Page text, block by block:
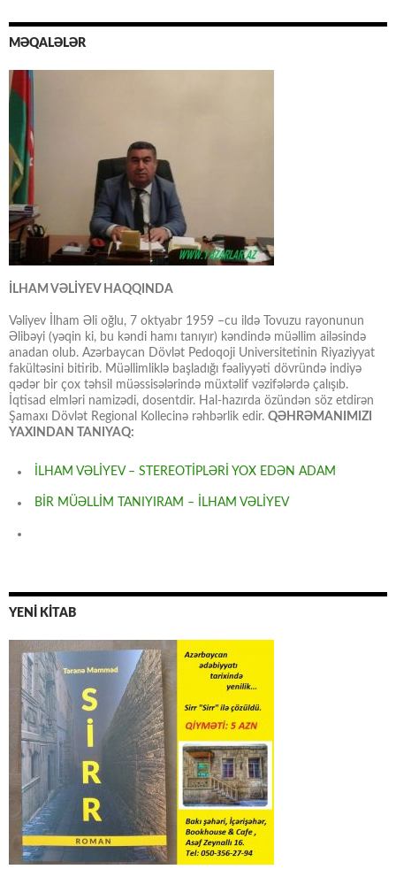
MƏQALƏLƏR
İLHAM VƏLİYEV HAQQINDA
Vəliyev İlham Əli oğlu, 7 oktyabr 1959 –cu ildə Tovuzu rayonunun
Əlibəyi (yəqin ki, bu kəndi hamı tanıyır) kəndində müəllim ailəsində
anadan olub. Azərbaycan Dövlət Pedoqoji Universitetinin Riyaziyyat
fakültəsini bitirib. Müəllimliklə başladığı fəaliyyəti dövründə indiyə
qədər bir çox təhsil müəssisələrində müxtəlif vəzifələrdə çalışıb.
İqtisad elmləri namizədi, dosentdir. Hal-hazırda özündən söz etdirən
Şamaxı Dövlət Regional Kollecinə rəhbərlik edir. QƏHRƏMANIMIZI
YAXINDAN TANIYAQ:
İLHAM VƏLİYEV – STEREOTİPLƏRİ YOX EDƏN ADAM
BİR MÜƏLLİM TANIYIRAM – İLHAM VƏLİYEV
YENİ KİTAB